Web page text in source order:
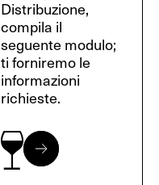
Distribuzione,
compila il
seguente modulo;
ti forniremo le
informazioni
richieste.